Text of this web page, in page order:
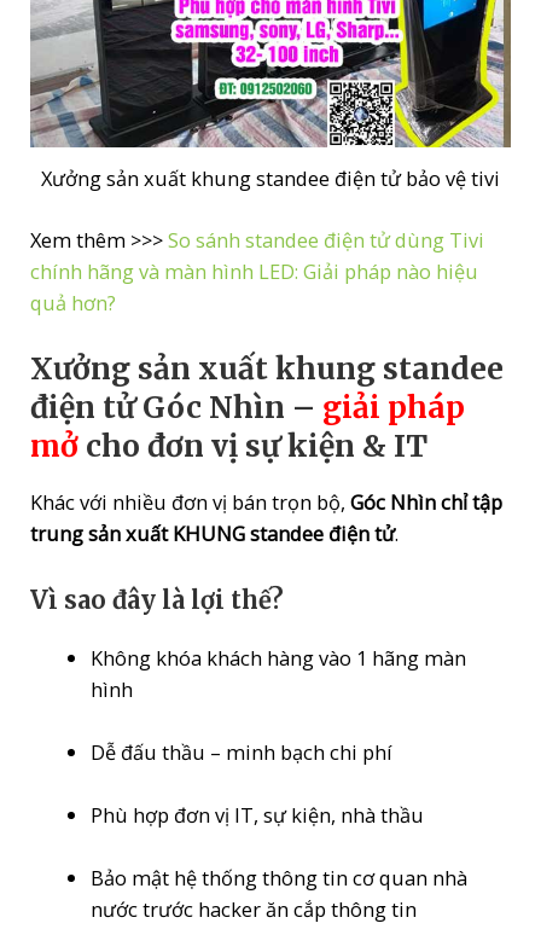
Xưởng sản xuất khung standee điện tử bảo vệ tivi
Xem thêm >>>So sánh standee điện tử dùng Tivi
chính hãng và màn hình LED: Giải pháp nào hiệu
quả hơn?
Xưởng sản xuất khung standee
điện tử Góc Nhìn – giải pháp
mở cho đơn vị sự kiện & IT
Khác với nhiều đơn vị bán trọn bộ,Góc Nhìn chỉ tập
trung sản xuất KHUNG standee điện tử.
Vì sao đây là lợi thế?
Không khóa khách hàng vào 1 hãng màn
hình
Dễ đấu thầu – minh bạch chi phí
Phù hợp đơn vị IT, sự kiện, nhà thầu
Bảo mật hệ thống thông tin cơ quan nhà
nước trước hacker ăn cắp thông tin